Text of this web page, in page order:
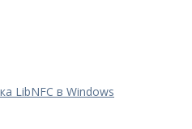
LibNFC в Windows